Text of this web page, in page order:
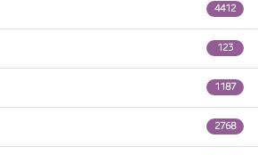
4412
123
1187
2768